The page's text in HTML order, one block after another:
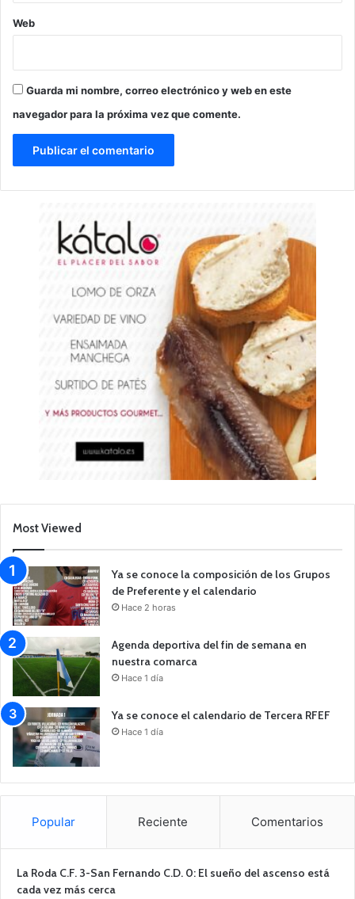
Web
Guarda mi nombre, correo electrónico y web en este
navegador para la próxima vez que comente.
Most Viewed
Ya se conoce la composición de los Grupos
de Preferente y el calendario
Hace 2 horas
Agenda deportiva del fin de semana en
nuestra comarca
Hace 1 día
Ya se conoce el calendario de Tercera RFEF
Hace 1 día
Popular Reciente Comentarios
La Roda C.F. 3-San Fernando C.D. 0: El sueño del ascenso está
cada vez más cerca